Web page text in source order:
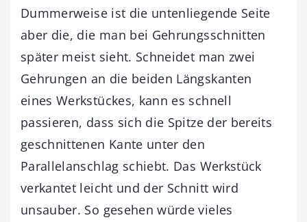
Dummerweise ist die untenliegende Seite
aber die, die man bei Gehrungsschnitten
später meist sieht. Schneidet man zwei
Gehrungen an die beiden Längskanten
eines Werkstückes, kann es schnell
passieren, dass sich die Spitze der bereits
geschnittenen Kante unter den
Parallelanschlag schiebt. Das Werkstück
verkantet leicht und der Schnitt wird
unsauber. So gesehen würde vieles